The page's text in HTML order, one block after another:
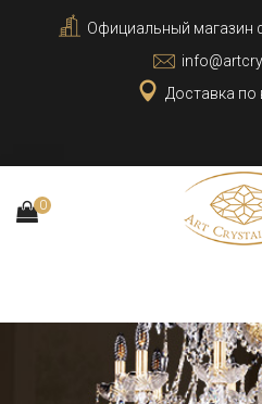
Официальный магазин
Доставка по
0